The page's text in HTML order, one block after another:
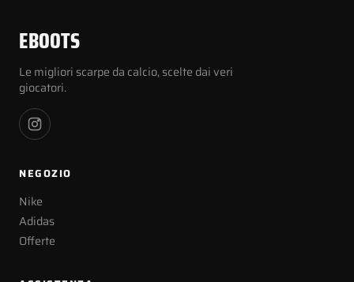
EBOOTS
Le migliori scarpe da calcio, scelte dai veri
giocatori.
NEGOZIO
Nike
Adidas
Offerte